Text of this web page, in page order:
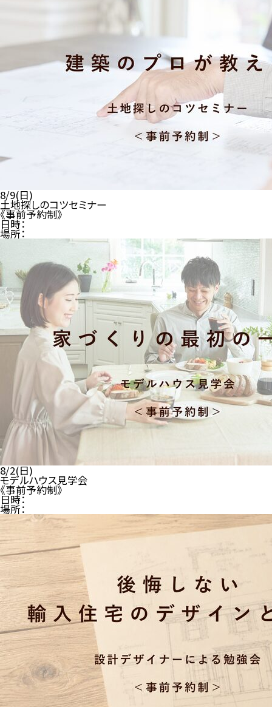
8/9(日)
土地探しのコツセミナー
《事前予約制》
日時：
場所：
8/2(日)
モデルハウス見学会
《事前予約制》
日時：
場所：